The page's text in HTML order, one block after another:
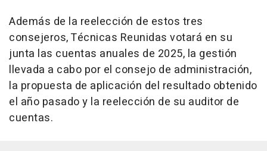
Además de la reelección de estos tres
consejeros, Técnicas Reunidas votará en su
junta las cuentas anuales de 2025, la gestión
llevada a cabo por el consejo de administración,
la propuesta de aplicación del resultado obtenido
el año pasado y la reelección de su auditor de
cuentas.